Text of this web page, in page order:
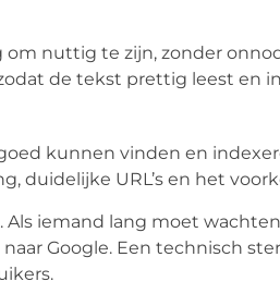
nuttig te zijn, zonder
de tekst prettig leest en
kunnen vinden en
duidelijke URL’s en het
iemand lang moet
Google. Een technisch